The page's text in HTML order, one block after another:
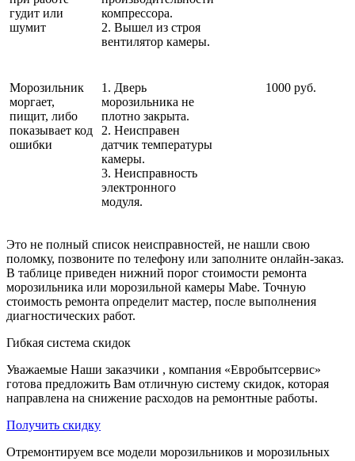
гудит или
шумит
компрессора.
2. Вышел из строя
вентилятор камеры.
Морозильник
моргает,
пищит, либо
показывает код
ошибки
1. Дверь
морозильника не
плотно закрыта.
2. Неисправен
датчик температуры
камеры.
3. Неисправность
электронного
модуля.
1000 руб.
Это не полный список неисправностей, не нашли свою
поломку, позвоните по телефону или заполните онлайн-заказ.
В таблице приведен нижний порог стоимости ремонта
морозильника или морозильной камеры Mabe. Точную
стоимость ремонта определит мастер, после выполнения
диагностических работ.
Гибкая система скидок
Уважаемые Наши заказчики , компания «Евробытсервис»
готова предложить Вам отличную систему скидок, которая
направлена на снижение расходов на ремонтные работы.
Получить скидку
Отремонтируем все модели морозильников и морозильных